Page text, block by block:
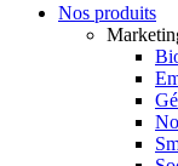
Nos produits